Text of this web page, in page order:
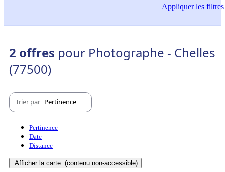
Appliquerles filtres
2 offres pour Photographe - Chelles
(77500)
Trier par Pertinence
Pertinence
Date
Distance
Afficher la carte (contenu non-accessible)